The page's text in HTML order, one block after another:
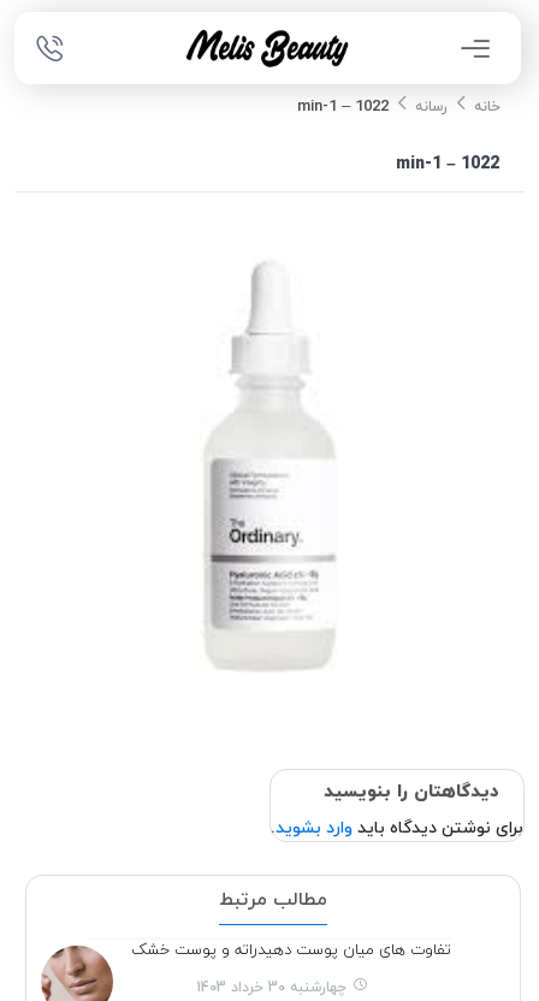
خانه رسانه 1022 – 1-min
1022 – 1-min
دیدگاهتان را بنویسید
برای نوشتن دیدگاه باید وارد بشوید.
مطالب مرتبط
تفاوت های میان پوست دهیدراته و پوست خشک
چهارشنبه 30 خرداد 1403